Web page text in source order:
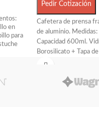
en
para
de
Pedir Cotización
Cafetera de prensa
de aluminio.
Capacidad 600ml.
Borosilicato + Tapa
Presentación en caja